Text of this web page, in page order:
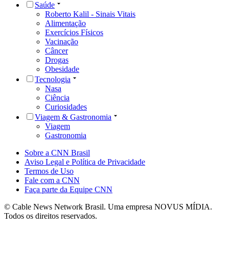
Saúde
Roberto Kalil - Sinais Vitais
Alimentação
Exercícios Físicos
Vacinação
Câncer
Drogas
Obesidade
Tecnologia
Nasa
Ciência
Curiosidades
Viagem & Gastronomia
Viagem
Gastronomia
Sobre a CNN Brasil
Aviso Legal e Política de Privacidade
Termos de Uso
Fale com a CNN
Faça parte da Equipe CNN
© Cable News Network Brasil. Uma empresa NOVUS MÍDIA.
Todos os direitos reservados.